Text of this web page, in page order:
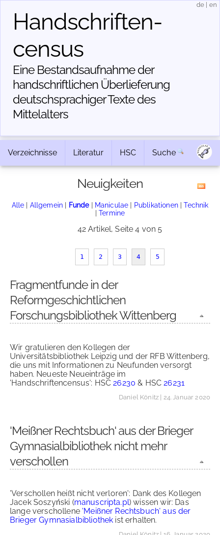
Handschriften­
census
Eine Bestandsaufnahme der
handschriftlichen Über­lieferung
deutschsprachiger Texte des
Mittelalters
de en
Verzeichnisse Literatur HSC Suche
Neuigkeiten
Alle | Allgemein | Funde| Maniculae | Publikationen|Technik
|Termine
42 Artikel, Seite 4 von 5
1 2 3 4 5
Fragmentfunde in der
Reformgeschichtlichen
Forschungsbibliothek Wittenberg
Wir gratulieren den Kollegen der
Universitätsbibliothek Leipzig und der RFB Wittenberg,
die uns mit Informationen zu Neufunden versorgt
haben. Neueste Neueinträge im
'Handschriftencensus': HSC26230 & HSC26231
Daniel Könitz | 24. Januar 2020
'Meißner Rechtsbuch' aus der Brieger
Gymnasialbibliothek nicht mehr
verschollen
'Verschollen heißt nicht verloren': Dank des Kollegen
Jacek Soszyński (manuscripta.pl) wissen wir: Das
lange verschollene 'Meißner Rechtsbuch' aus der
Brieger Gymnasialbibliothek ist erhalten.